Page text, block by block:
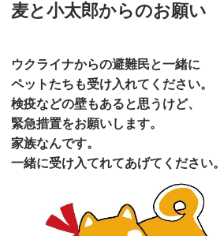
麦と小太郎からのお願い
ウクライナからの避難民と一緒に
ペットたちも受け入れてください。
検疫などの壁もあると思うけど、
緊急措置をお願いします。
家族なんです。
一緒に受け入てれてあげてください。